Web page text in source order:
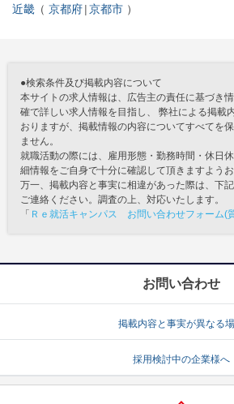
近畿
京都府 京都市
●検索条件及び掲載内容について
本サイトの求人情報は、広告主の責任に基づき
確で詳しい求人情報を目指し、 弊社による掲載
おりますが、掲載情報の内容についてすべてを
ません。
就職活動の際には、雇用形態・勤務時間・休日
細情報をご自身で十分に確認して頂きますようお
万一、掲載内容と事実に相違があった際は、下
ご連絡ください。調査の上、対応いたします。
「 Ｒｅ就活キャンパス お問い合わせフォーム(
お問い合わせ
掲載内容と事実が異なる
採用検討中の企業様へ